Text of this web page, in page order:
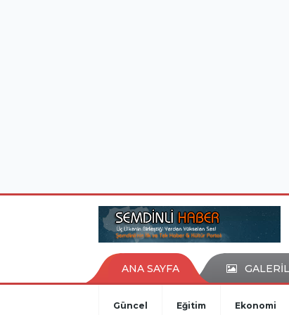
ANA SAYFA
Güncel Eğitim Ekonomi